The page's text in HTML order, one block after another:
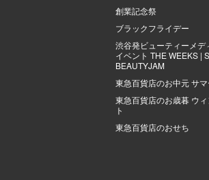
創業記念祭
ブラックフライデー
渋谷発ビューティーメデ
イベント THE WEEKS |
BEAUTYJAM
東急百貨店のお中元 サマ
東急百貨店のお歳暮 ウ
ト
東急百貨店のおせち